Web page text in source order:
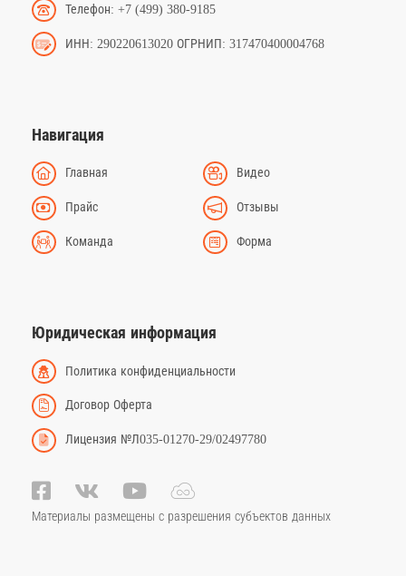
Телефон: +7 (499) 380-9185
ИНН: 290220613020 ОГРНИП: 317470400004768
Навигация
Главная Видео
Прайс Отзывы
Команда Форма
Юридическая информация
Политика конфиденциальности
Договор Оферта
Лицензия №Л035-01270-29/02497780
Материалы размещены с разрешения субъектов данных